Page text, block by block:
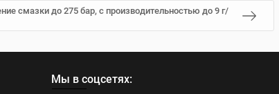
смазки до 275 бар, с производительностью до 9 г/
Мы в соцсетях: